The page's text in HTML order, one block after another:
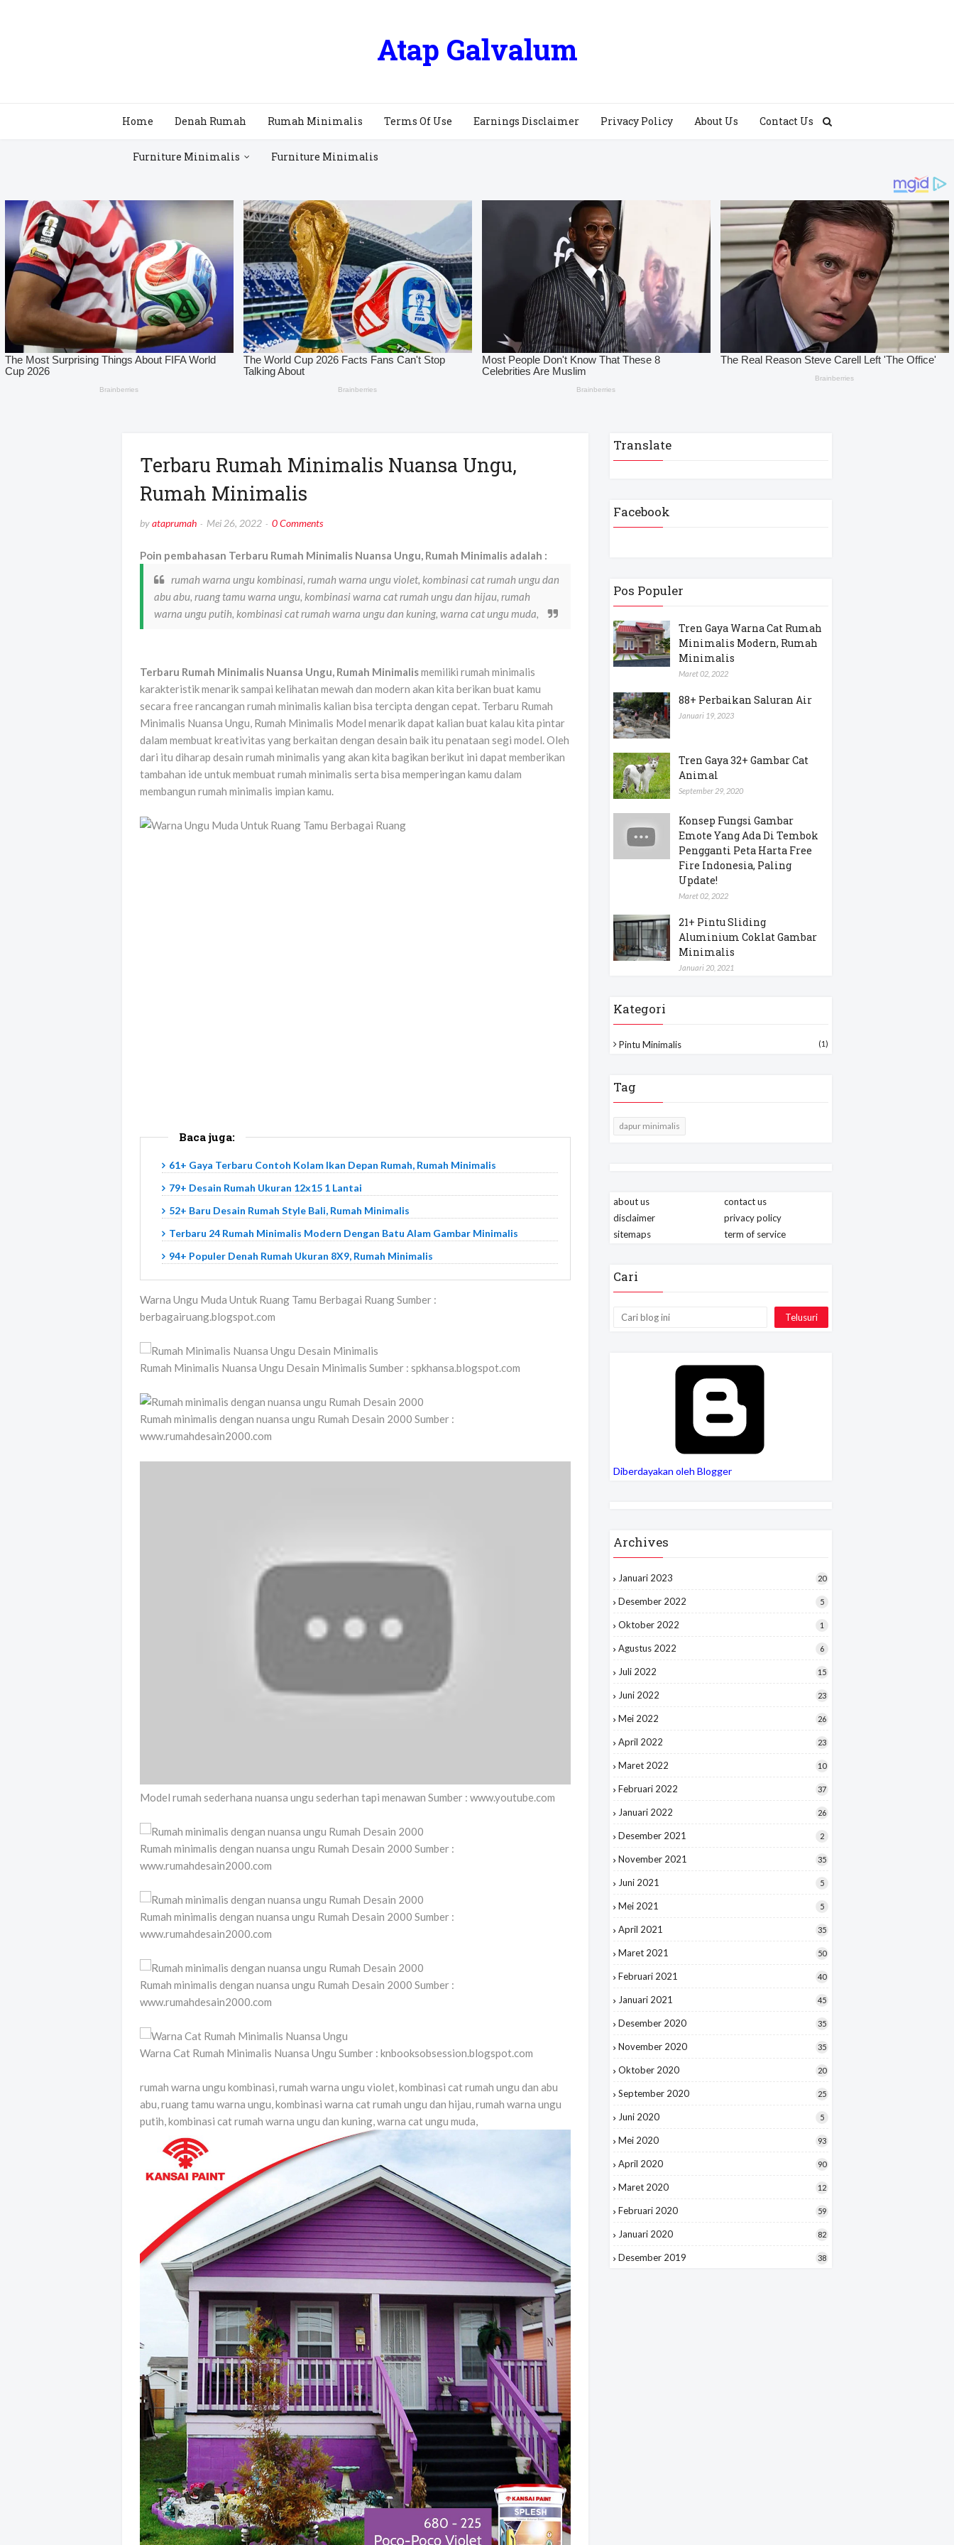
Atap Galvalum
Home Denah Rumah Rumah Minimalis Terms Of Use Earnings Disclaimer Privacy Policy About Us Contact Us
Furniture Minimalis Furniture Minimalis
Terbaru Rumah Minimalis Nuansa Ungu,
Rumah Minimalis
byataprumah Mei 26, 2022 0 Comments
Poin pembahasan Terbaru Rumah Minimalis Nuansa Ungu, Rumah Minimalis adalah :
rumah warna ungu kombinasi, rumah warna ungu violet, kombinasi cat rumah ungu dan
abu abu, ruang tamu warna ungu, kombinasi warna cat rumah ungu dan hijau, rumah
warna ungu putih, kombinasi cat rumah warna ungu dan kuning, warna cat ungu muda,
Terbaru Rumah Minimalis Nuansa Ungu, Rumah Minimalismemiliki rumah minimalis
karakteristik menarik sampai kelihatan mewah dan modern akan kita berikan buat kamu
secara free rancangan rumah minimalis kalian bisa tercipta dengan cepat. Terbaru Rumah
Minimalis Nuansa Ungu, Rumah Minimalis Model menarik dapat kalian buat kalau kita pintar
dalam membuat kreativitas yang berkaitan dengan desain baik itu penataan segi model. Oleh
dari itu diharap desain rumah minimalis yang akan kita bagikan berikut ini dapat memberikan
tambahan ide untuk membuat rumah minimalis serta bisa memperingan kamu dalam
membangun rumah minimalis impian kamu.
Baca juga:
61+ Gaya Terbaru Contoh Kolam Ikan Depan Rumah, Rumah Minimalis
79+ Desain Rumah Ukuran 12x15 1 Lantai
52+ Baru Desain Rumah Style Bali, Rumah Minimalis
Terbaru 24 Rumah Minimalis Modern Dengan Batu Alam Gambar Minimalis
94+ Populer Denah Rumah Ukuran 8X9, Rumah Minimalis
Warna Ungu Muda Untuk Ruang Tamu Berbagai Ruang Sumber :
berbagairuang.blogspot.com
Rumah Minimalis Nuansa Ungu Desain Minimalis Sumber : spkhansa.blogspot.com
Rumah minimalis dengan nuansa ungu Rumah Desain 2000 Sumber :
www.rumahdesain2000.com
Model rumah sederhana nuansa ungu sederhan tapi menawan Sumber : www.youtube.com
Rumah minimalis dengan nuansa ungu Rumah Desain 2000 Sumber :
www.rumahdesain2000.com
Rumah minimalis dengan nuansa ungu Rumah Desain 2000 Sumber :
www.rumahdesain2000.com
Rumah minimalis dengan nuansa ungu Rumah Desain 2000 Sumber :
www.rumahdesain2000.com
Warna Cat Rumah Minimalis Nuansa Ungu Sumber : knbooksobsession.blogspot.com
rumah warna ungu kombinasi, rumah warna ungu violet, kombinasi cat rumah ungu dan abu
abu, ruang tamu warna ungu, kombinasi warna cat rumah ungu dan hijau, rumah warna ungu
putih, kombinasi cat rumah warna ungu dan kuning, warna cat ungu muda,
Translate
Facebook
Pos Populer
Tren Gaya Warna Cat Rumah
Minimalis Modern, Rumah
Minimalis
Maret 02, 2022
88+ Perbaikan Saluran Air
Januari 19, 2023
Tren Gaya 32+ Gambar Cat
Animal
September 29, 2020
Konsep Fungsi Gambar
Emote Yang Ada Di Tembok
Pengganti Peta Harta Free
Fire Indonesia, Paling
Update!
Maret 02, 2022
21+ Pintu Sliding
Aluminium Coklat Gambar
Minimalis
Januari 20, 2021
Kategori
Pintu Minimalis (1)
Tag
dapur minimalis
about us
contact us
disclaimer
privacy policy
sitemaps
term of service
Cari
Diberdayakan oleh Blogger
Archives
Januari 2023 20
Desember 2022 5
Oktober 2022 1
Agustus 2022 6
Juli 2022 15
Juni 2022 23
Mei 2022 26
April 2022 23
Maret 2022 10
Februari 2022 37
Januari 2022 26
Desember 2021 2
November 2021 35
Juni 2021 5
Mei 2021 5
April 2021 35
Maret 2021 50
Februari 2021 40
Januari 2021 45
Desember 2020 35
November 2020 35
Oktober 2020 20
September 2020 25
Juni 2020 5
Mei 2020 93
April 2020 90
Maret 2020 12
Februari 2020 59
Januari 2020 82
Desember 2019 38